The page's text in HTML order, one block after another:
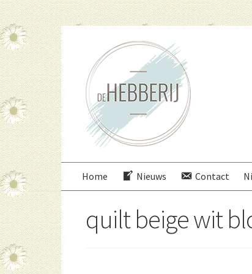
door
naar
navigatie
direct
naar
inhoud
Home Nieuws Contact
quilt beige wit